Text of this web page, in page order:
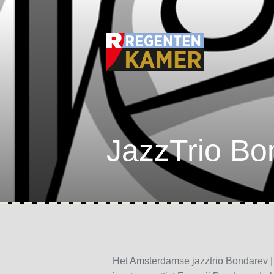
JazzTrio
Het Amsterdamse jazztrio